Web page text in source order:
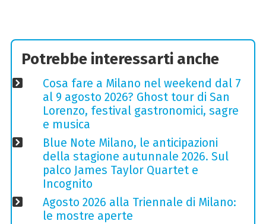
Potrebbe interessarti anche
Cosa fare a Milano nel weekend dal 7
al 9 agosto 2026? Ghost tour di San
Lorenzo, festival gastronomici, sagre
e musica
Blue Note Milano, le anticipazioni
della stagione autunnale 2026. Sul
palco James Taylor Quartet e
Incognito
Agosto 2026 alla Triennale di Milano:
le mostre aperte